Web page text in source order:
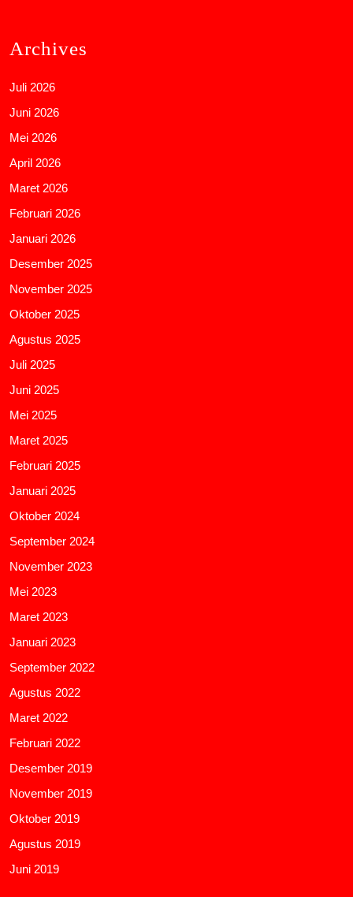
Archives
Juli 2026
Juni 2026
Mei 2026
April 2026
Maret 2026
Februari 2026
Januari 2026
Desember 2025
November 2025
Oktober 2025
Agustus 2025
Juli 2025
Juni 2025
Mei 2025
Maret 2025
Februari 2025
Januari 2025
Oktober 2024
September 2024
November 2023
Mei 2023
Maret 2023
Januari 2023
September 2022
Agustus 2022
Maret 2022
Februari 2022
Desember 2019
November 2019
Oktober 2019
Agustus 2019
Juni 2019